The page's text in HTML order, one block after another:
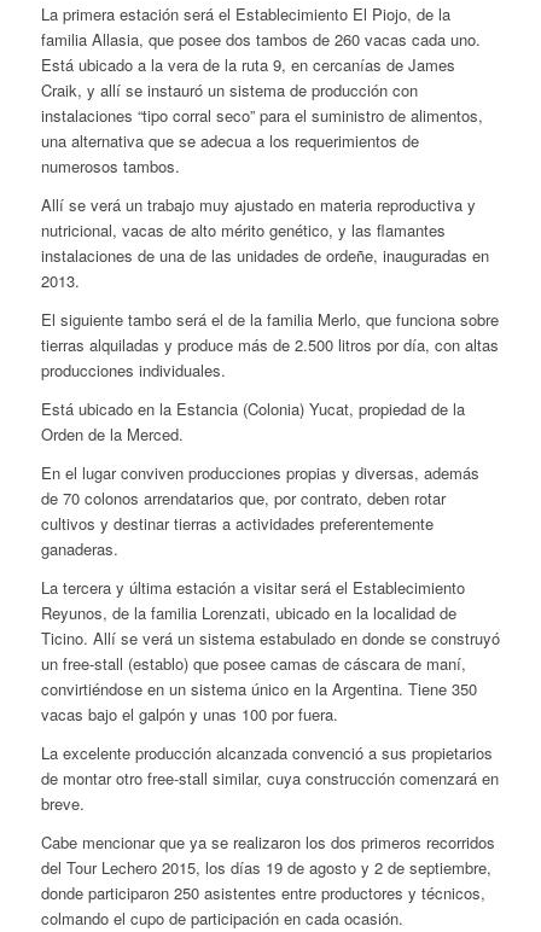
La primera estación será el Establecimiento El Piojo, de la
familia Allasia, que posee dos tambos de 260 vacas cada uno.
Está ubicado a la vera de la ruta 9, en cercanías de James
Craik, y allí se instauró un sistema de producción con
instalaciones “tipo corral seco” para el suministro de alimentos,
una alternativa que se adecua a los requerimientos de
numerosos tambos.
Allí se verá un trabajo muy ajustado en materia reproductiva y
nutricional, vacas de alto mérito genético, y las flamantes
instalaciones de una de las unidades de ordeñe, inauguradas en
2013.
El siguiente tambo será el de la familia Merlo, que funciona sobre
tierras alquiladas y produce más de 2.500 litros por día, con altas
producciones individuales.
Está ubicado en la Estancia (Colonia) Yucat, propiedad de la
Orden de la Merced.
En el lugar conviven producciones propias y diversas, además
de 70 colonos arrendatarios que, por contrato, deben rotar
cultivos y destinar tierras a actividades preferentemente
ganaderas.
La tercera y última estación a visitar será el Establecimiento
Reyunos, de la familia Lorenzati, ubicado en la localidad de
Ticino. Allí se verá un sistema estabulado en donde se construyó
un free-stall (establo) que posee camas de cáscara de maní,
convirtiéndose en un sistema único en la Argentina. Tiene 350
vacas bajo el galpón y unas 100 por fuera.
La excelente producción alcanzada convenció a sus propietarios
de montar otro free-stall similar, cuya construcción comenzará en
breve.
Cabe mencionar que ya se realizaron los dos primeros recorridos
del Tour Lechero 2015, los días 19 de agosto y 2 de septiembre,
donde participaron 250 asistentes entre productores y técnicos,
colmando el cupo de participación en cada ocasión.